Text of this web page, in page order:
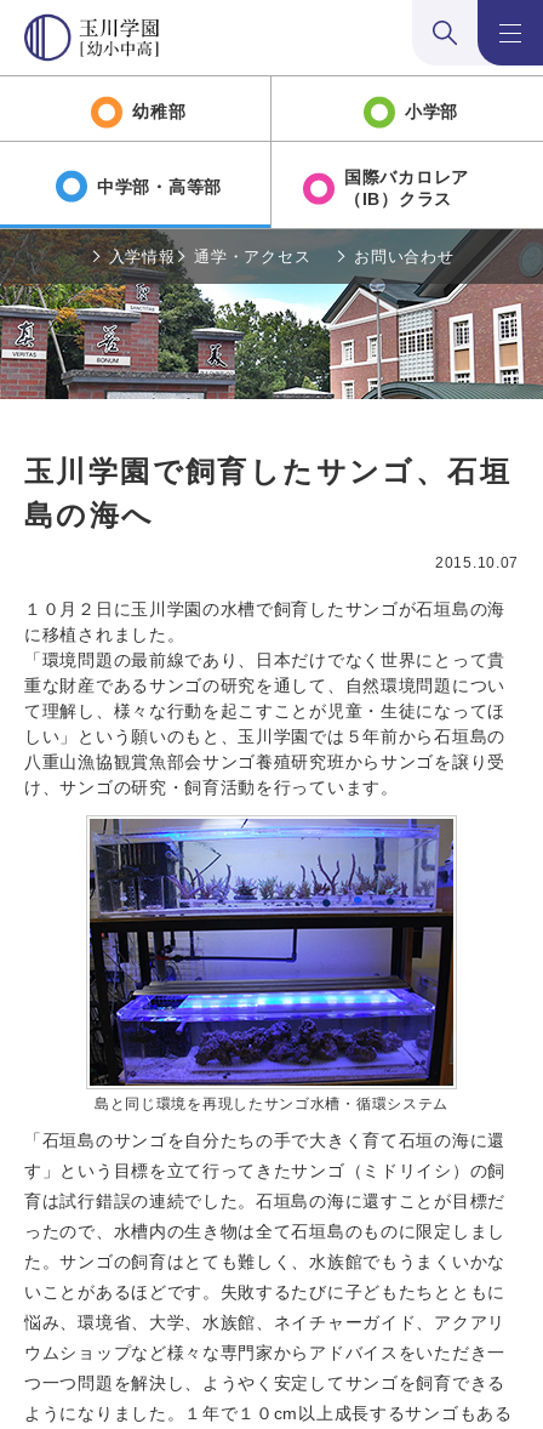
検索:開くメニュ
幼稚部 小学部
中学部・高等部
国際バカロレア
（IB）クラス
入学情報 通学・アクセス お問い合わせ
玉川学園で飼育したサンゴ、石垣
島の海へ
2015.10.07
１０月２日に玉川学園の水槽で飼育したサンゴが石垣島の海
に移植されました。
「環境問題の最前線であり、日本だけでなく世界にとって貴
重な財産であるサンゴの研究を通して、自然環境問題につい
て理解し、様々な行動を起こすことが児童・生徒になってほ
しい」という願いのもと、玉川学園では５年前から石垣島の
八重山漁協観賞魚部会サンゴ養殖研究班からサンゴを譲り受
け、サンゴの研究・飼育活動を行っています。
島と同じ環境を再現したサンゴ水槽・循環システム
「石垣島のサンゴを自分たちの手で大きく育て石垣の海に還
す」という目標を立て行ってきたサンゴ（ミドリイシ）の飼
育は試行錯誤の連続でした。石垣島の海に還すことが目標だ
ったので、水槽内の生き物は全て石垣島のものに限定しまし
た。サンゴの飼育はとても難しく、水族館でもうまくいかな
いことがあるほどです。失敗するたびに子どもたちとともに
悩み、環境省、大学、水族館、ネイチャーガイド、アクアリ
ウムショップなど様々な専門家からアドバイスをいただき一
つ一つ問題を解決し、ようやく安定してサンゴを飼育できる
ようになりました。１年で１０cm以上成長するサンゴもある